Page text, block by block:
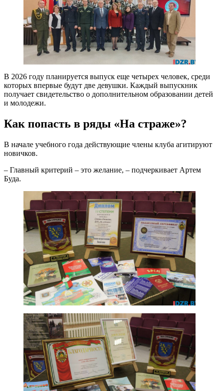
В 2026 году планируется выпуск еще четырех человек, среди
которых впервые будут две девушки. Каждый выпускник
получает свидетельство о дополнительном образовании детей
и молодежи.
Как попасть в ряды «На страже»?
В начале учебного года действующие члены клуба агитируют
новичков.
– Главный критерий – это желание, – подчеркивает Артем
Буда.